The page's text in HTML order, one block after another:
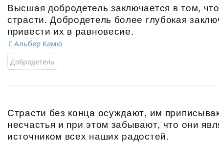
Высшая добродетель заключается в том,
страсти. Добродетель более глубокая
привести их в равновесие.
Альбер Камю
Добродетель
Страсти без конца осуждают, им
несчастья и при этом забывают, что они
источником всех наших радостей.